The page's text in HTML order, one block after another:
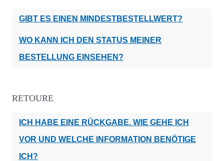
GIBT ES EINEN MINDESTBESTELLWERT?
WO KANN ICH DEN STATUS MEINER
BESTELLUNG EINSEHEN?
RETOURE
ICH HABE EINE RÜCKGABE. WIE GEHE ICH
VOR UND WELCHE INFORMATION BENÖTIGE
ICH?